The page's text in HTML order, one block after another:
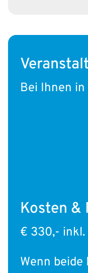
Bei Ihnen
Kosten &
€ 330,- inkl.
Wenn beide